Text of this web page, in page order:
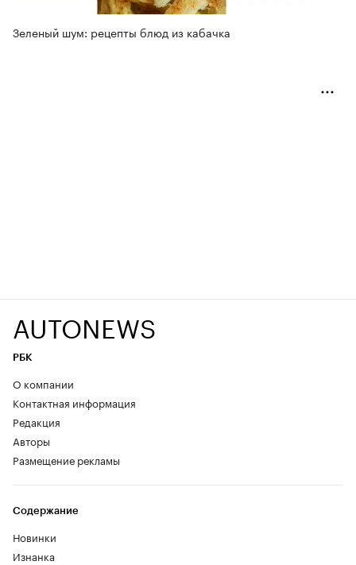
Зеленый шум: рецепты блюд из кабачка
AUTONEWS
РБК
О компании
Контактная информация
Редакция
Авторы
Размещение рекламы
Содержание
Новинки
Изнанка